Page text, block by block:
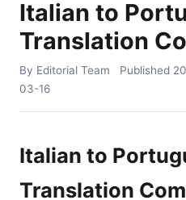
Italian to
Translation
By Editorial Team Published
03-16
Italian to
Translation